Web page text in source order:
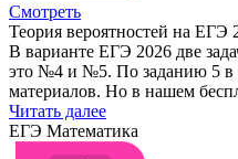
Смотреть
Теория вероятностей на ЕГЭ
В варианте ЕГЭ 2026 две
это №4 и №5. По заданию 5 в
материалов. Но в нашем
Читать далее
ЕГЭ Математика